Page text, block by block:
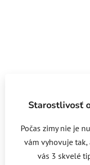
Starostlivosť
Počas zimy nie je
vám vyhovuje
vás 3 skvelé